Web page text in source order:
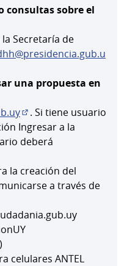
consultas sobre el
Secretaría de
una propuesta en
(Abrir en una pestaña
. Si tiene usuario
Ingresar a la
deberá
la creación del
a través de
celulares ANTEL